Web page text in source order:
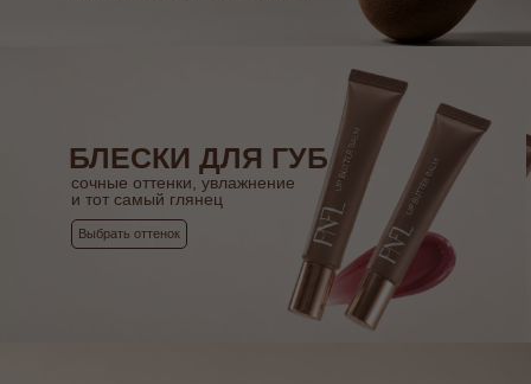
Выбрать оттенок
БЛЕСКИ ДЛЯ ГУБ
сочные оттенки, увлажнение
и тот самый глянец